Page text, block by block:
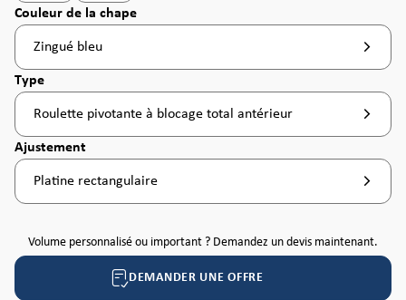
Sélectionnez
Couleur de la chape
Zingué bleu
Sélectionnez
Type
Roulette pivotante à blocage total antérieur
Sélectionnez
Ajustement
Platine rectangulaire
Volume personnalisé ou important ? Demandez un devis maintenant.
DEMANDER UNE OFFRE